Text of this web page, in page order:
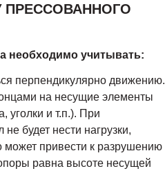
ПРЕССОВАННОГО
необходимо учитывать:
перпендикулярно движению.
на несущие элементы
уголки и т.п.). При
будет нести нагрузки,
может привести к разрушению
равна высоте несущей